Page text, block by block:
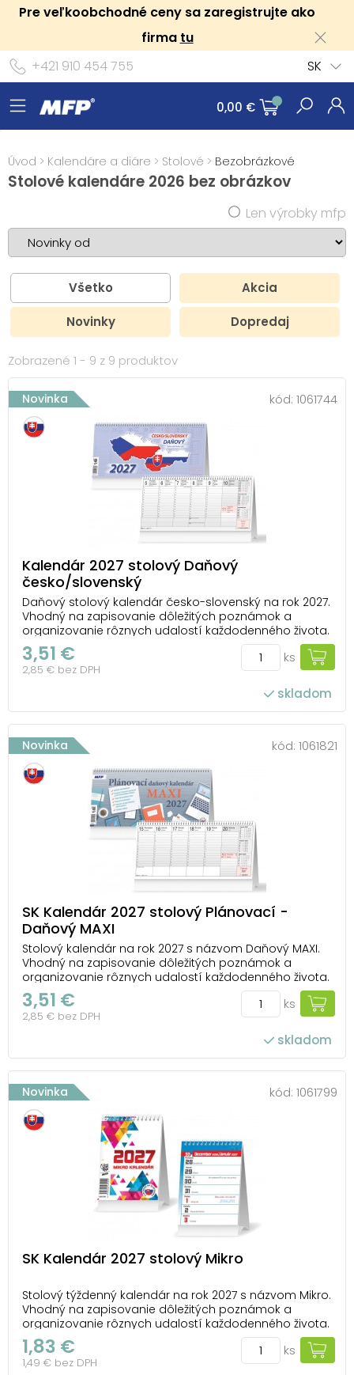
Pre veľkoobchodné ceny sa zaregistrujte ako
firma tu
+421 910 454 755
SK
0,00 €
Úvod > Kalendáre a diáre > Stolové > Bezobrázkové
Stolové kalendáre 2026 bez obrázkov
Len výrobky mfp
Všetko Akcia
Novinky Dopredaj
Zobrazené 1 - 9 z 9 produktov
Novinka kód: 1061744
Kalendár 2027 stolový Daňový
česko/slovenský
Daňový stolový kalendár česko-slovenský na rok 2027.
Vhodný na zapisovanie dôležitých poznámok a
organizovanie rôznych udalostí každodenného života.
Možnosť dotlače firemného loga a vlastného textu na
spodnú časť kalendára. TYP KALENDÁRA: stolový
OBRÁZKY: nie sú, iba na titulnej strane V K...
3,51 €
2,85 € bez DPH
ks
skladom
Novinka kód: 1061821
SK Kalendár 2027 stolový Plánovací -
Daňový MAXI
Stolový kalendár na rok 2027 s názvom Daňový MAXI.
Vhodný na zapisovanie dôležitých poznámok a
organizovanie rôznych udalostí každodenného života.
Možnosť dotlače firemného loga a textu na spodnú
časť kalendára. TYP KALENDÁRA: stolový OBRÁZKY: nie sú
V KALENDÁRI NÁJDETE: - prehľad rokov 2...
3,51 €
2,85 € bez DPH
ks
skladom
Novinka kód: 1061799
SK Kalendár 2027 stolový Mikro
Stolový týždenný kalendár na rok 2027 s názvom Mikro.
Vhodný na zapisovanie dôležitých poznámok a
organizovanie rôznych udalostí každodenného života.
TYP KALENDÁRA: stolový OBRÁZKY: bez obrázkov V
KALENDÁRI NÁJDETE: - štátne sviatky, významné dni -
priestor na poznámky - malý prehľad ro...
1,83 €
1,49 € bez DPH
ks